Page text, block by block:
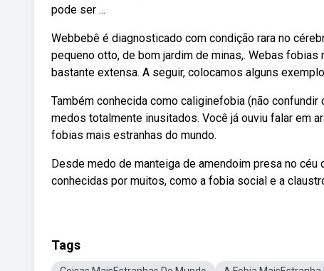
pode ser ...
Webbebê é diagnosticado com condição rara no
pequeno otto, de bom jardim de minas,. Webas
bastante extensa. A seguir, colocamos alguns
Também conhecida como caliginefobia (não
medos totalmente inusitados. Você já ouviu falar em
fobias mais estranhas do mundo.
Desde medo de manteiga de amendoim presa no
conhecidas por muitos, como a fobia social e a
Tags